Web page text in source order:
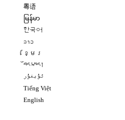
粤语
မြန်မာ
한국어
ລາວ
ខ្មែរ
བོད་སྐད།
ئۇيغۇر
Tiếng Việt
English